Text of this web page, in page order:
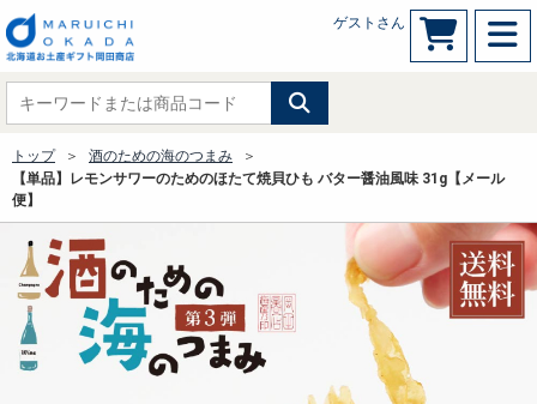
ゲストさん
トップ
酒のための海のつまみ
【単品】レモンサワーのためのほたて焼貝ひも バター醤油風味 31g【メール
便】